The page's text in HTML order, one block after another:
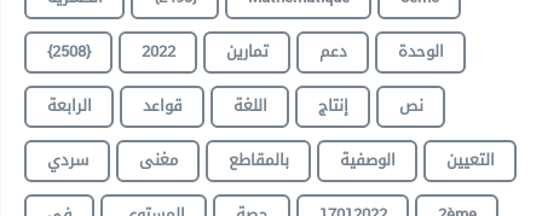
{2508}
2022 تمارين دعم
الوحدة
الرابعة
قواعد اللغة إنتاج
نص
سردي
مغنى بالمقاطع الوصفية
التعيين